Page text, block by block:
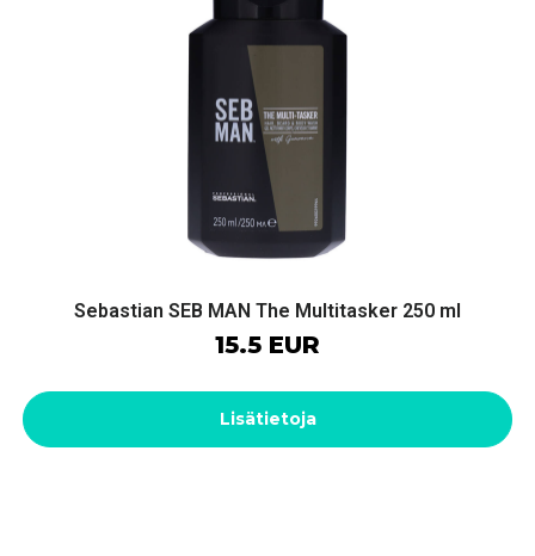
Sebastian SEB MAN The Multitasker 250 ml
15.5 EUR
Lisätietoja